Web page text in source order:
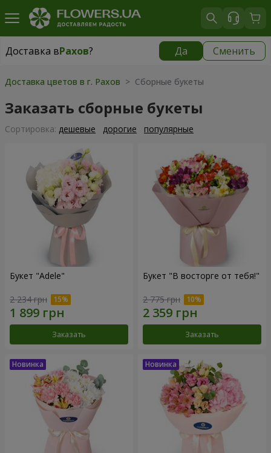
Доставка вРахов? Да Сменить
Доставка вРахов
Доставка цветов в г. Рахов > Сборные букеты
Заказать сборные букеты
Cортировка: дешевые дорогие популярные
Букет "Adele"
2 234 грн
Заказать
Букет "В восторге от тебя!"
2 775 грн
Заказать